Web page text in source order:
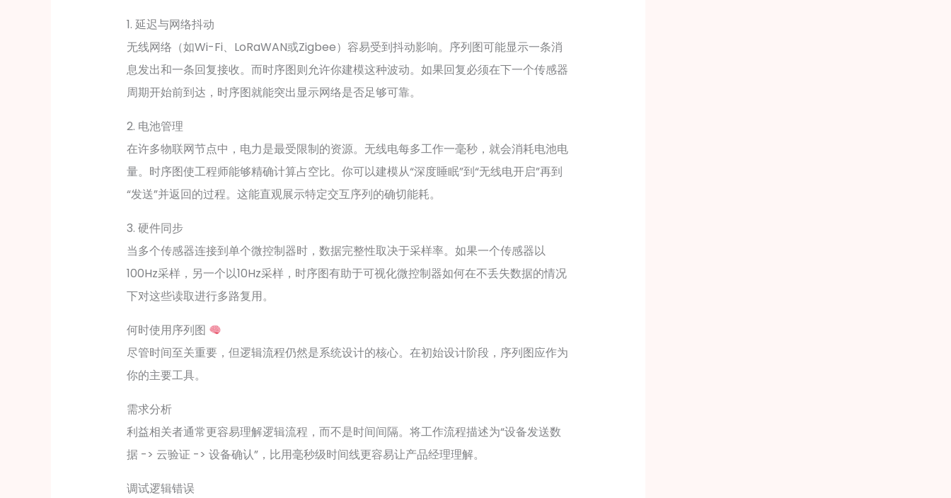
1. 延迟与网络抖动
无线网络（如Wi-Fi、LoRaWAN或Zigbee）容易受到抖动影响。序列图可能显示一条消
息发出和一条回复接收。而时序图则允许你建模这种波动。如果回复必须在下一个传感器
周期开始前到达，时序图就能突出显示网络是否足够可靠。
2. 电池管理
在许多物联网节点中，电力是最受限制的资源。无线电每多工作一毫秒，就会消耗电池电
量。时序图使工程师能够精确计算占空比。你可以建模从“深度睡眠”到“无线电开启”再到
“发送”并返回的过程。这能直观展示特定交互序列的确切能耗。
3. 硬件同步
当多个传感器连接到单个微控制器时，数据完整性取决于采样率。如果一个传感器以
100Hz采样，另一个以10Hz采样，时序图有助于可视化微控制器如何在不丢失数据的情况
下对这些读取进行多路复用。
何时使用序列图
尽管时间至关重要，但逻辑流程仍然是系统设计的核心。在初始设计阶段，序列图应作为
你的主要工具。
需求分析
利益相关者通常更容易理解逻辑流程，而不是时间间隔。将工作流程描述为“设备发送数
据 -> 云验证 -> 设备确认”，比用毫秒级时间线更容易让产品经理理解。
调试逻辑错误